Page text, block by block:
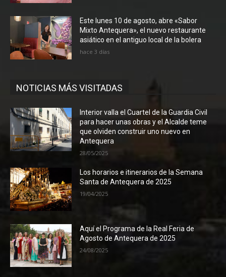
Este lunes 10 de agosto, abre «Sabor
Mixto Antequera», el nuevo restaurante
asiático en el antiguo local de la bolera
hace 3 días
NOTICIAS MÁS VISITADAS
Interior valla el Cuartel de la Guardia Civil
para hacer unas obras y el Alcalde teme
que olviden construir uno nuevo en
Antequera
28/05/2025
Los horarios e itinerarios de la Semana
Santa de Antequera de 2025
19/04/2025
Aquí el Programa de la Real Feria de
Agosto de Antequera de 2025
24/08/2025